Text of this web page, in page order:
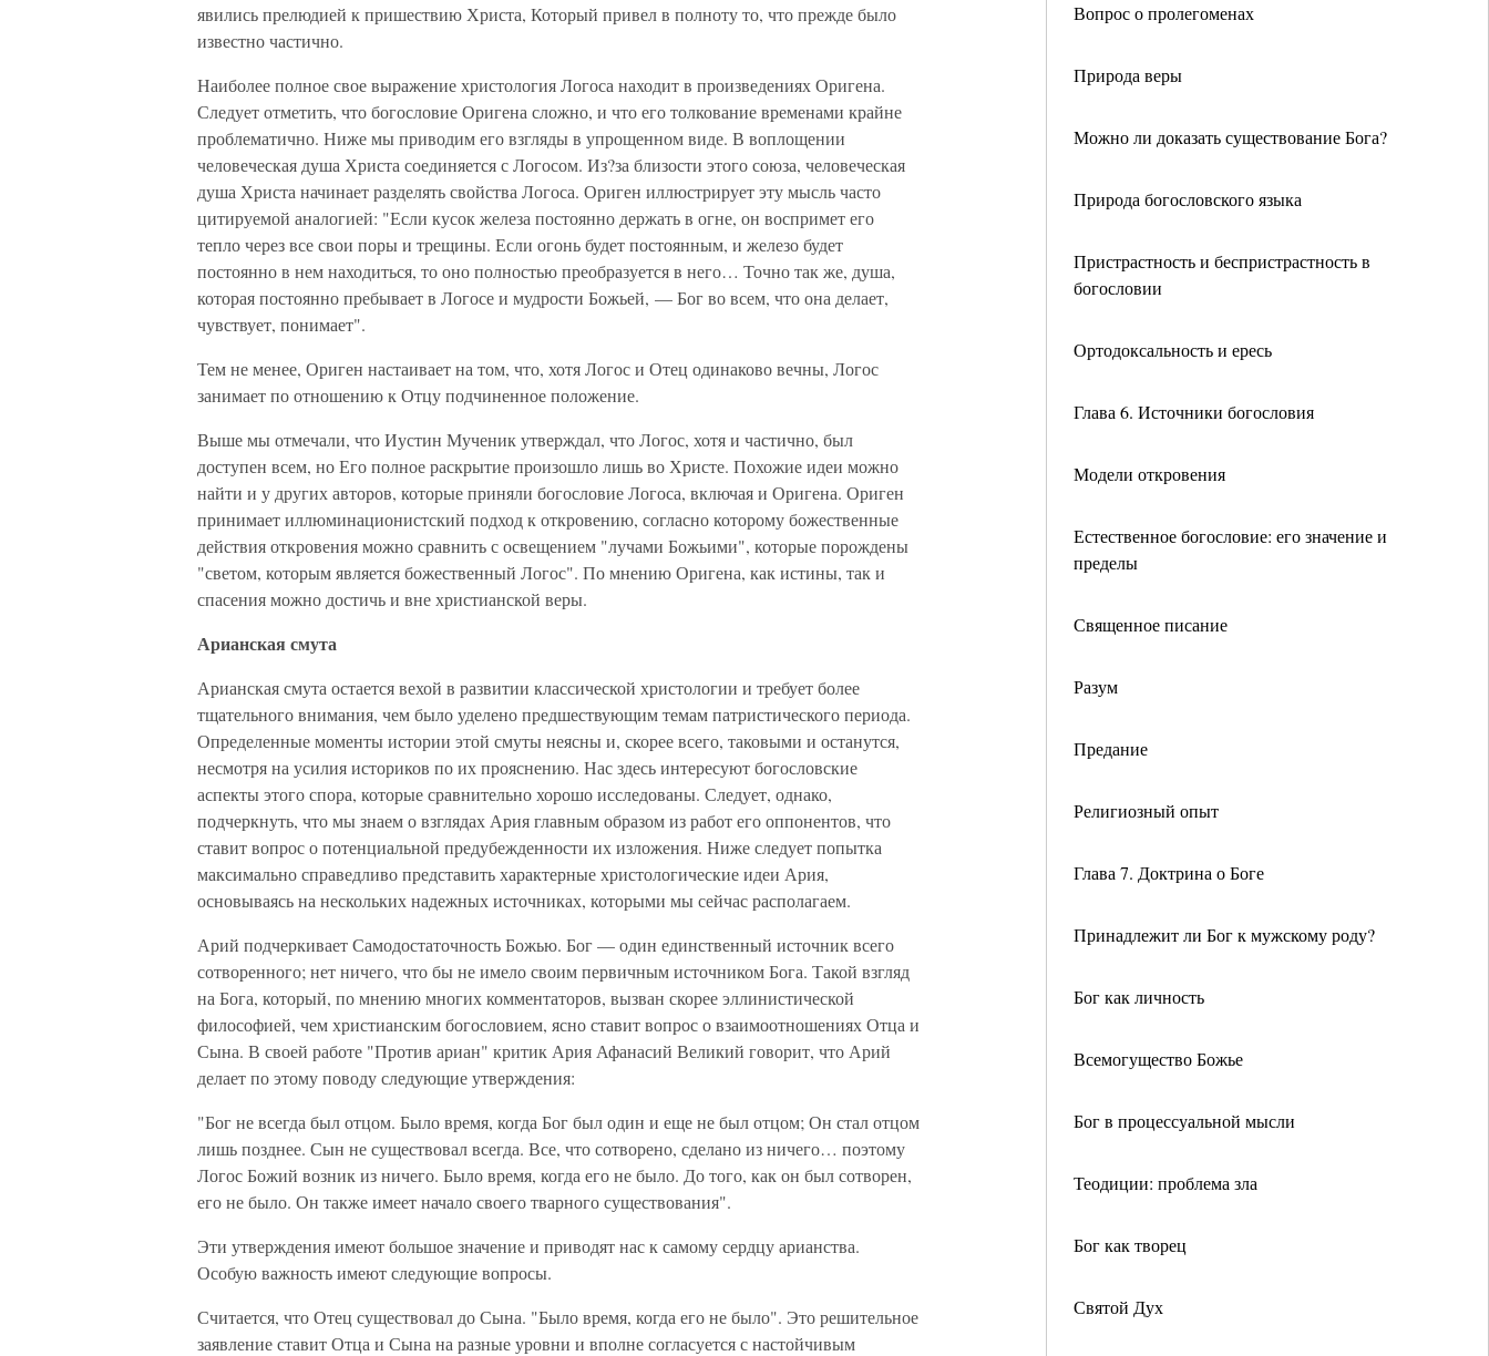
Вопрос о пролегоменах
Природа веры
Можно ли доказать существование Бога?
Природа богословского языка
Пристрастность и беспристрастность в
богословии
Ортодоксальность и ересь
Глава 6. Источники богословия
Модели откровения
Естественное богословие: его значение и
пределы
Священное писание
Разум
Предание
Религиозный опыт
Глава 7. Доктрина о Боге
Принадлежит ли Бог к мужскому роду?
Бог как личность
Всемогущество Божье
Бог в процессуальной мысли
Теодиции: проблема зла
Бог как творец
Святой Дух
явились прелюдией к пришествию Христа, Который привел в полноту то, что прежде было
известно частично.
Наиболее полное свое выражение христология Логоса находит в произведениях Оригена.
Следует отметить, что богословие Оригена сложно, и что его толкование временами крайне
проблематично. Ниже мы приводим его взгляды в упрощенном виде. В воплощении
человеческая душа Христа соединяется с Логосом. Из?за близости этого союза, человеческая
душа Христа начинает разделять свойства Логоса. Ориген иллюстрирует эту мысль часто
цитируемой аналогией: "Если кусок железа постоянно держать в огне, он воспримет его
тепло через все свои поры и трещины. Если огонь будет постоянным, и железо будет
постоянно в нем находиться, то оно полностью преобразуется в него… Точно так же, душа,
которая постоянно пребывает в Логосе и мудрости Божьей, — Бог во всем, что она делает,
чувствует, понимает".
Тем не менее, Ориген настаивает на том, что, хотя Логос и Отец одинаково вечны, Логос
занимает по отношению к Отцу подчиненное положение.
Выше мы отмечали, что Иустин Мученик утверждал, что Логос, хотя и частично, был
доступен всем, но Его полное раскрытие произошло лишь во Христе. Похожие идеи можно
найти и у других авторов, которые приняли богословие Логоса, включая и Оригена. Ориген
принимает иллюминационистский подход к откровению, согласно которому божественные
действия откровения можно сравнить с освещением "лучами Божьими", которые порождены
"светом, которым является божественный Логос". По мнению Оригена, как истины, так и
спасения можно достичь и вне христианской веры.
Арианская смута
Арианская смута остается вехой в развитии классической христологии и требует более
тщательного внимания, чем было уделено предшествующим темам патристического периода.
Определенные моменты истории этой смуты неясны и, скорее всего, таковыми и останутся,
несмотря на усилия историков по их прояснению. Нас здесь интересуют богословские
аспекты этого спора, которые сравнительно хорошо исследованы. Следует, однако,
подчеркнуть, что мы знаем о взглядах Ария главным образом из работ его оппонентов, что
ставит вопрос о потенциальной предубежденности их изложения. Ниже следует попытка
максимально справедливо представить характерные христологические идеи Ария,
основываясь на нескольких надежных источниках, которыми мы сейчас располагаем.
Арий подчеркивает Самодостаточность Божью. Бог — один единственный источник всего
сотворенного; нет ничего, что бы не имело своим первичным источником Бога. Такой взгляд
на Бога, который, по мнению многих комментаторов, вызван скорее эллинистической
философией, чем христианским богословием, ясно ставит вопрос о взаимоотношениях Отца и
Сына. В своей работе "Против ариан" критик Ария Афанасий Великий говорит, что Арий
делает по этому поводу следующие утверждения:
"Бог не всегда был отцом. Было время, когда Бог был один и еще не был отцом; Он стал отцом
лишь позднее. Сын не существовал всегда. Все, что сотворено, сделано из ничего… поэтому
Логос Божий возник из ничего. Было время, когда его не было. До того, как он был сотворен,
его не было. Он также имеет начало своего тварного существования".
Эти утверждения имеют большое значение и приводят нас к самому сердцу арианства.
Особую важность имеют следующие вопросы.
Считается, что Отец существовал до Сына. "Было время, когда его не было". Это решительное
заявление ставит Отца и Сына на разные уровни и вполне согласуется с настойчивым